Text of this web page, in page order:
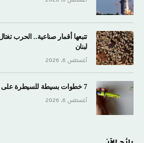
تتبعها أقمار صناعية.. الحرب
لبنان
أغسطس 6, 2026
7 خطوات بسيطة للسيطرة على ارتفاع سكر الدم صباحا
أغسطس 6, 2026